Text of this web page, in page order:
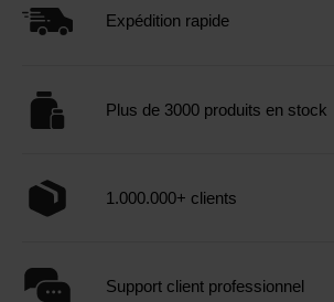
Expédition rapide
Plus de 3000 produits en stock
1.000.000+ clients
Support client professionnel